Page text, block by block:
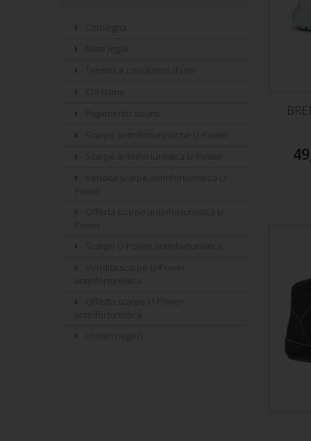
Note legali
Termini e condizioni d'uso
Chi siamo
Pagamento sicuro
Scarpe antinfortunistiche U-Power
Scarpe antinfortunistica U-Power
Vendita scarpe antinfortunistica U-
Power
Offerta scarpe antinfortunistica U-
Power
Scarpe U-Power antinfortunistica
Vendita scarpe U-Power
antinfortunistica
Offerta scarpe U-Power
antinfortunistica
I nostri negozi